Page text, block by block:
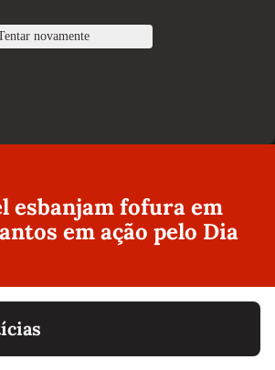
esbanjam fofura em
em ação pelo Dia